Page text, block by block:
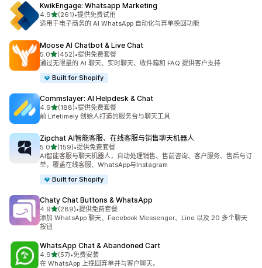
KwikEngage: Whatsapp Marketing
4.9星（满分 5 星）
(261)
总共 261 条评论
•提供免费试用
适用于电子商务的 AI WhatsApp 自动化与弃单挽回功能
Moose AI Chatbot & Live Chat
5.0星（满分 5 星）
(452)
总共 452 条评论
•提供免费套餐
通过无限量的 AI 聊天、实时聊天、收件箱和 FAQ 提供客户支持
Built for Shopify
Commslayer: AI Helpdesk & Chat
4.9星（满分 5 星）
(188)
总共 188 条评论
•提供免费套餐
前 Lifetimely 创始人打造的服务台与聊天工具
Zipchat AI智能客服、在线客服与销售聊天机器人
5.0星（满分 5 星）
(159)
总共 159 条评论
•提供免费套餐
AI智能客服与聊天机器人，自动处理销售、售前咨询、客户服务、售后与订
单，覆盖在线客服、WhatsApp与Instagram
Built for Shopify
Chaty Chat Buttons & WhatsApp
4.9星（满分 5 星）
(289)
总共 289 条评论
•提供免费套餐
添加 WhatsApp 聊天、Facebook Messenger、Line 以及 20 多个聊天
按钮
WhatsApp Chat & Abandoned Cart
4.9星（满分 5 星）
(57)
总共 57 条评论
•免费安装
在 WhatsApp 上挽回弃单并与客户聊天。